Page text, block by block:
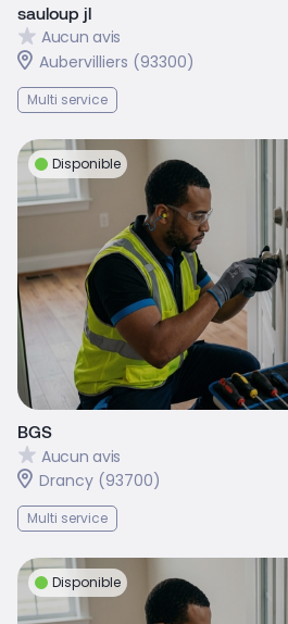
sauloup jl
Aucun avis
Aubervilliers (93300)
Multi service
Disponible
BGS
Aucun avis
Drancy (93700)
Multi service
Disponible